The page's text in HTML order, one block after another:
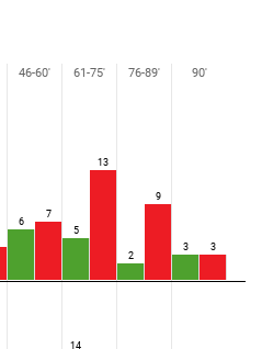
6
7
5
13
2
9
3 3
14
46-60' 61-75' 76-89' 90'